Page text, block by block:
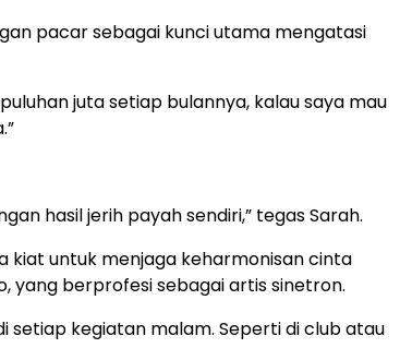
pacar sebagai kunci utama mengatasi
juta setiap bulannya, kalau saya mau
hasil jerih payah sendiri,” tegas Sarah.
kiat untuk menjaga keharmonisan cinta
yang berprofesi sebagai artis sinetron.
setiap kegiatan malam. Seperti di club atau